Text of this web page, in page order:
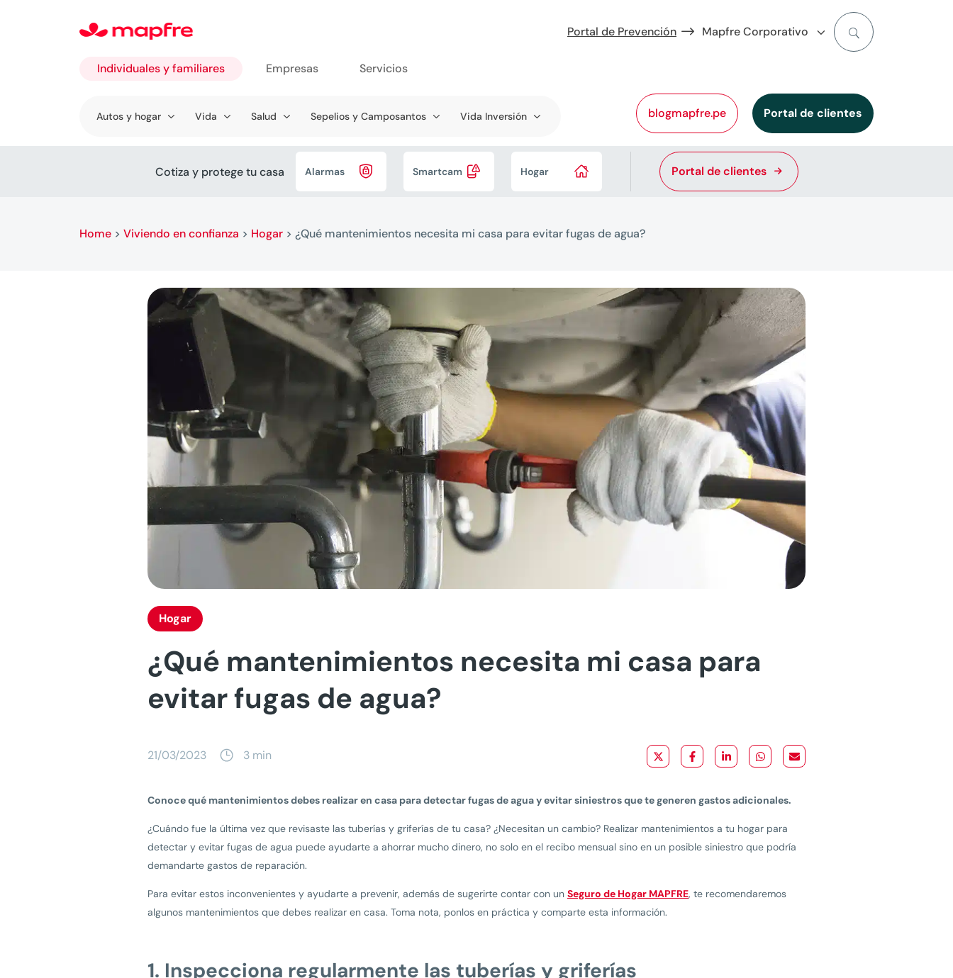
Portal de Prevención Mapfre Corporativo
blogmapfre.pe Portal de clientes
Individuales y familiares
Ir a
Autos y hogar Vida Salud Sepelios y Camposantos Vida Inversión
Empresas Servicios
Cotiza y protege tu casa 
Alarmas 
Smartcam 
Hogar Portal de clientes
Home > Viviendo en confianza > Hogar > ¿Qué mantenimientos necesita mi casa para evitar fugas de agua?
Hogar
¿Qué mantenimientos necesita mi casa para
evitar fugas de agua?
21/03/2023 3 min
Conoce qué mantenimientos debes realizar en casa para detectar fugas de agua y evitar siniestros que te generen gastos adicionales.
¿Cuándo fue la última vez que revisaste las tuberías y griferías de tu casa? ¿Necesitan un cambio? Realizar mantenimientos a tu hogar para
detectar y evitar fugas de agua puede ayudarte a ahorrar mucho dinero, no solo en el recibo mensual sino en un posible siniestro que podría
demandarte gastos de reparación.
Para evitar estos inconvenientes y ayudarte a prevenir, además de sugerirte contar con un Seguro de Hogar MAPFRE, te recomendaremos
algunos mantenimientos que debes realizar en casa. Toma nota, ponlos en práctica y comparte esta información.
1. Inspecciona regularmente las tuberías y griferías